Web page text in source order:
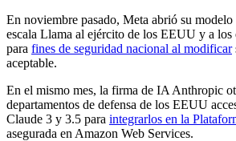
En noviembre pasado, Meta abrió su modelo
escala Llama al ejército de los EEUU y a los
para fines de seguridad nacional al modificar
aceptable.
En el mismo mes, la firma de IA Anthropic
departamentos de defensa de los EEUU
Claude 3 y 3.5 para integrarlos en la
asegurada en Amazon Web Services.